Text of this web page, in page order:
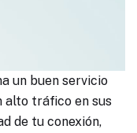
un buen servicio
alto tráfico en sus
de tu conexión,